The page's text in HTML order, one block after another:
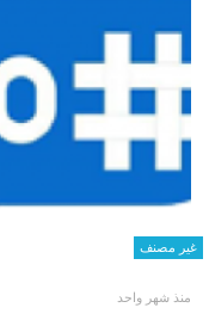
غير مصنف
منذ شهر واحد